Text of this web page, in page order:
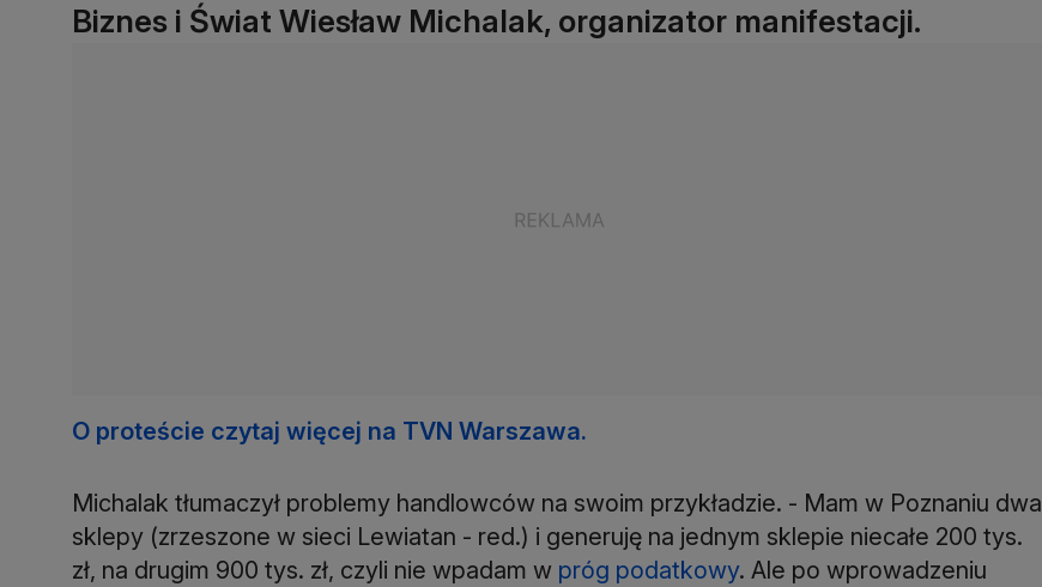
Biznes i Świat Wiesław Michalak, organizator manifestacji.
O proteście czytaj więcej na TVN Warszawa.
Michalak tłumaczył problemy handlowców na swoim przykładzie. - Mam w Poznaniu dwa
sklepy (zrzeszone w sieci Lewiatan - red.) i generuję na jednym sklepie niecałe 200 tys.
zł, na drugim 900 tys. zł, czyli nie wpadam w próg podatkowy. Ale po wprowadzeniu